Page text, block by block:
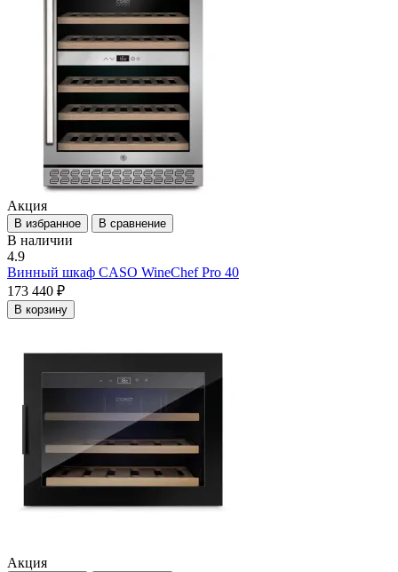
Акция
В избранное В сравнение
В наличии
4.9
Винный шкаф CASO WineChef Pro 40
173 440 ₽
В корзину
Акция